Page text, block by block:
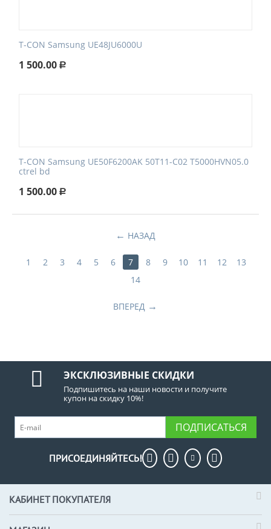
T-CON Samsung UE48JU6000U
1 500.00 Р
T-CON Samsung UE50F6200AK 50T11-C02 T5000HVN05.0
ctrel bd
1 500.00 Р
НАЗАД
1 2 3 4 5 6 7 8 9 10 11 12
13
14
ВПЕРЕД
ЭКСКЛЮЗИВНЫЕ СКИДКИ
Подпишитесь на наши новости и получите
купон на скидку 10%!
ПОДПИСАТЬСЯ
ПРИСОЕДИНЯЙТЕСЬ!
КАБИНЕТ ПОКУПАТЕЛЯ